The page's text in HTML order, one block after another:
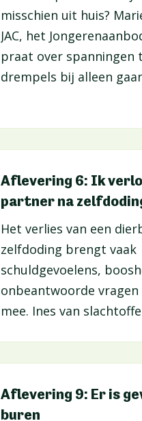
misschien uit huis?
JAC, het
praat over spanningen
drempels bij alleen
Aflevering 6: Ik
partner na
Het verlies van een
zelfdoding brengt vaak
schuldgevoelens,
onbeantwoorde vragen
mee. Ines van
Aflevering 9: Er is
buren